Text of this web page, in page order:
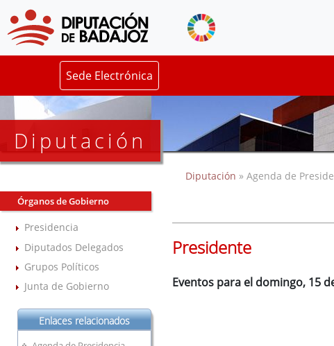
Sede Electrónica
Diputación
Órganos de Gobierno
Presidencia
Diputados Delegados
Grupos Políticos
Junta de Gobierno
Enlaces relacionados
Diputación » Agenda de
Presidente
Eventos para el domingo, 15